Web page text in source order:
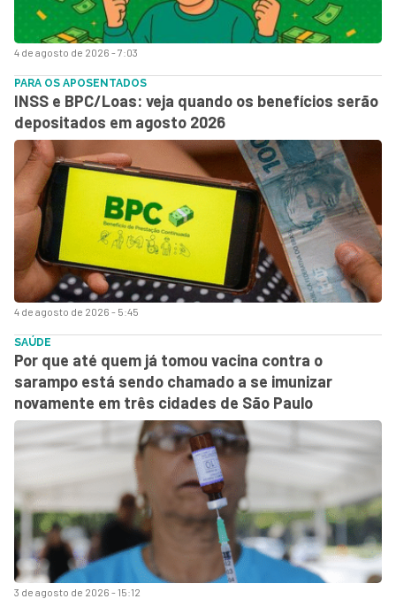
4 de agosto de 2026 - 7:03
4 de agosto de 2026 - 5:45
PARA OS APOSENTADOS
INSS e BPC/Loas: veja quando os benefícios serão
depositados em agosto 2026
3 de agosto de 2026 - 15:12
SAÚDE
Por que até quem já tomou vacina contra o
sarampo está sendo chamado a se imunizar
novamente em três cidades de São Paulo